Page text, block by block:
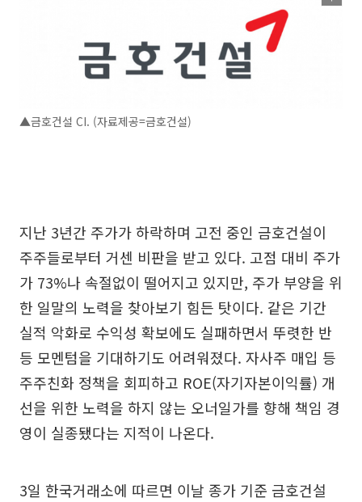
▲금호건설 CI. (자료제공=금호건설)
지난 3년간 주가가 하락하며 고전 중인 금호건설이
주주들로부터 거센 비판을 받고 있다. 고점 대비 주가
가 73%나 속절없이 떨어지고 있지만, 주가 부양을 위
한 일말의 노력을 찾아보기 힘든 탓이다. 같은 기간
실적 악화로 수익성 확보에도 실패하면서 뚜렷한 반
등 모멘텀을 기대하기도 어려워졌다. 자사주 매입 등
주주친화 정책을 회피하고 ROE(자기자본이익률) 개
선을 위한 노력을 하지 않는 오너일가를 향해 책임 경
영이 실종됐다는 지적이 나온다.
3일 한국거래소에 따르면 이날 종가 기준 금호건설